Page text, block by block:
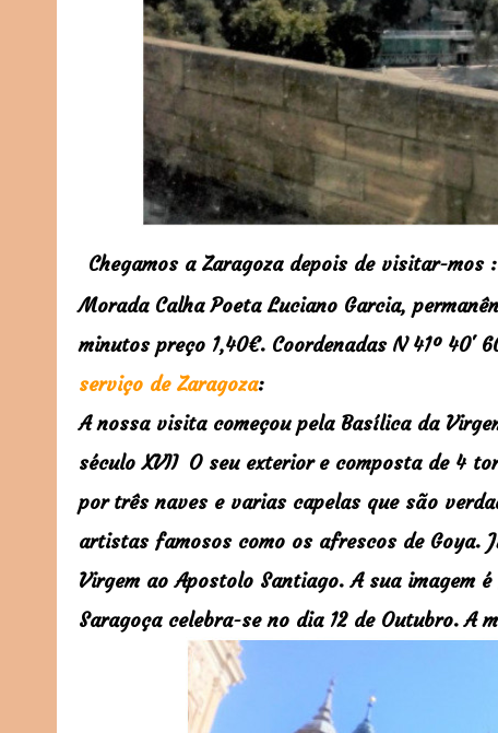
Chegamos a Zaragoza depois de visitar-mos :
Morada Calha Poeta Luciano Garcia,
minutos preço 1,40€. Coordenadas N 41º 40'
serviço de Zaragoza:
A nossa visita começou pela Basílica da
século XVII O seu exterior e composta de 4
portrês naves e varias capelas que são
artistas famosos como os afrescos de Goya.
Virgem ao Apostolo Santiago. A sua imagem
Saragoça celebra-se no dia 12 de Outubro.A